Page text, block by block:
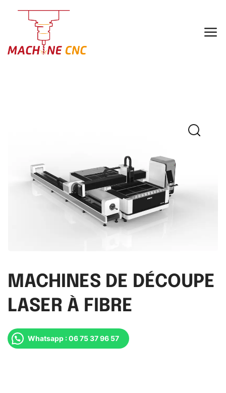
MACHINES DE DÉCOUPE
LASER À FIBRE
Whatsapp : 06 75 37 96 57